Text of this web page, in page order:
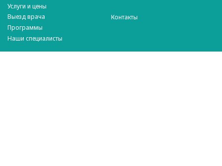
Услуги и цены
Выезд врача
Программы
Наши специалисты
Контакты